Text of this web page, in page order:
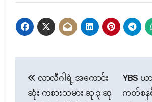
navigation
လာလီဂါရဲ့ အကောင်း
ဆုံး ကစားသမား ဆု ၃ ဆု
YBS ယ
ကတ်စန